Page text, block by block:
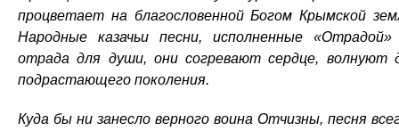
процветает на благословенной Богом Крымской
Народные казачьи песни, исполненные
отрада для души, они согревают сердце, волнуют
подрастающего поколения.
Куда бы ни занесло верного воина Отчизны, песня